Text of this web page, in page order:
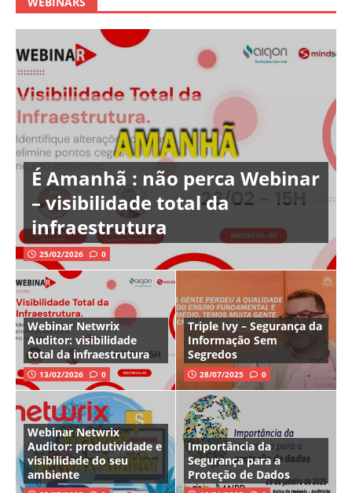
É Amanhã : não perca Webinar
– visibilidade total da
infraestrutura
25/02/2026 0
Webinar Netwrix
Auditor: visibilidade
total da infraestrutura
13/02/2026 0
Triple Ivy – Segurança da
Informação Sem
Segredos
28/07/2025 0
Webinar Netwrix
Auditor: produtividade e
visibilidade do seu
ambiente
Importância da
Segurança para a
Proteção de Dados